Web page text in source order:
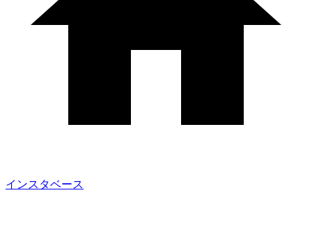
インスタベース